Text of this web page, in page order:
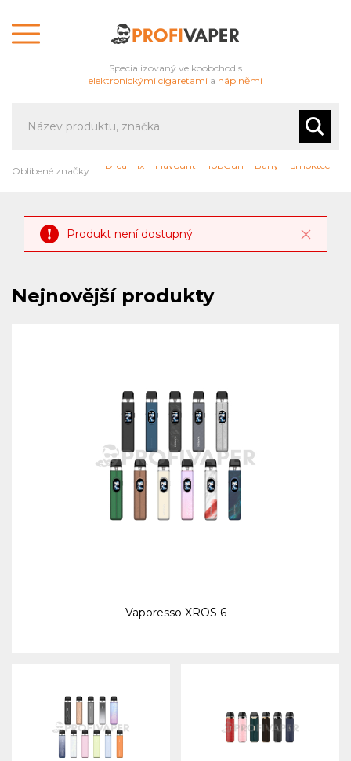
Specializovaný velkoobchod s
elektronickými cigaretami a náplněmi
Oblíbené značky: Dreamix Flavourit TobGun Barly Smoktech
Produkt není dostupný
Nejnovější produkty
Vaporesso XROS 6